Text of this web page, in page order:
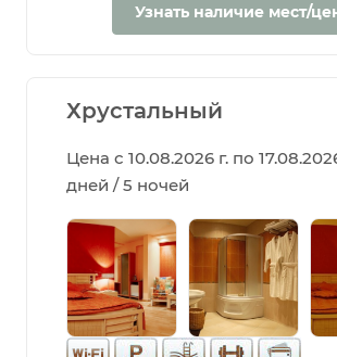
Узнать наличие мест/
Хрустальный
Цена с 10.08.2026 г. по
дней / 5 ночей